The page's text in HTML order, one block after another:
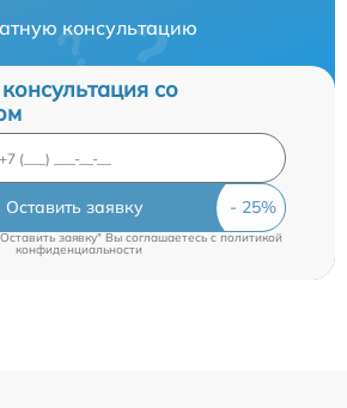
консультацию
со
Оставить заявку
заявку" Вы соглашаетесь c политикой
конфиденциальности